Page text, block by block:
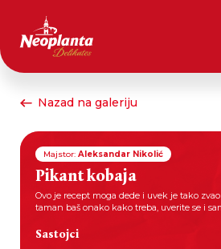
Nazad na galeriju
Majstor: Aleksandar Nikolić
Pikant kobaja
Ovo je recept moga dede i uvek je tako
taman baš onako kako treba, uverite se i
Sastojci